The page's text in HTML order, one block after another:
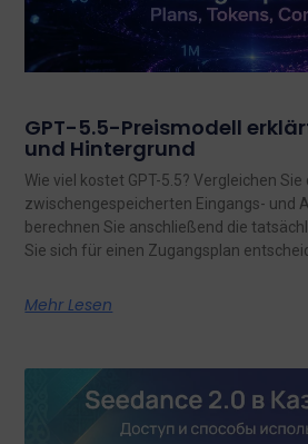
GPT-5.5-Preismodell
und Hintergrund
Wie viel kostet GPT-5.5? Vergleichen Sie
zwischengespeicherten Eingangs- und
berechnen Sie anschließend die
Sie sich für einen Zugangsplan
Mehr Lesen